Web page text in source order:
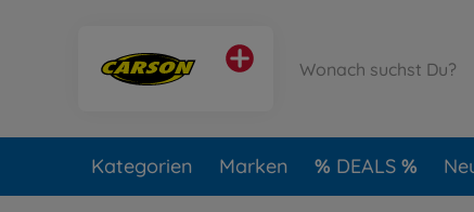
Kategorien Marken DEALS